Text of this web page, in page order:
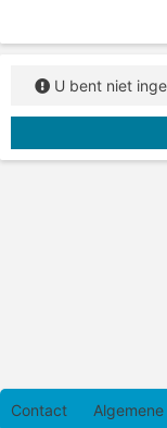
U bent niet
Contact